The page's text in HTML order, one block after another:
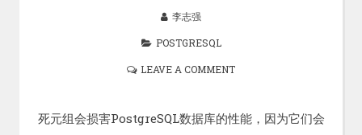
李志强
POSTGRESQL
LEAVE A COMMENT
死元组会损害PostgreSQL数据库的性能，因为它们会